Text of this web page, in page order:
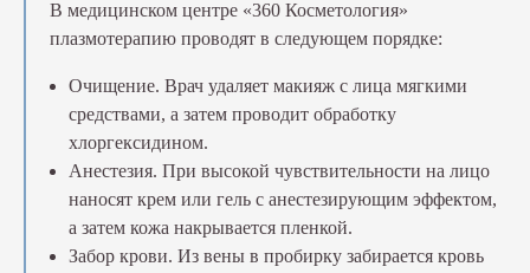
В медицинском центре «360 Косметология»
плазмотерапию проводят в следующем порядке:
Очищение. Врач удаляет макияж с лица мягкими
средствами, а затем проводит обработку
хлоргексидином.
Анестезия. При высокой чувствительности на лицо
наносят крем или гель с анестезирующим эффектом,
а затем кожа накрывается пленкой.
Забор крови. Из вены в пробирку забирается кровь